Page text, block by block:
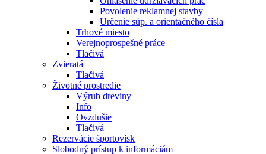
Povolenie reklamnej stavby
Určenie súp. a orientačného čísla
Trhové miesto
Verejnoprospešné práce
Tlačivá
Zvieratá
Tlačivá
Životné prostredie
Výrub dreviny
Info
Ovzdušie
Tlačivá
Rezervácie športovísk
Slobodný prístup k informáciám